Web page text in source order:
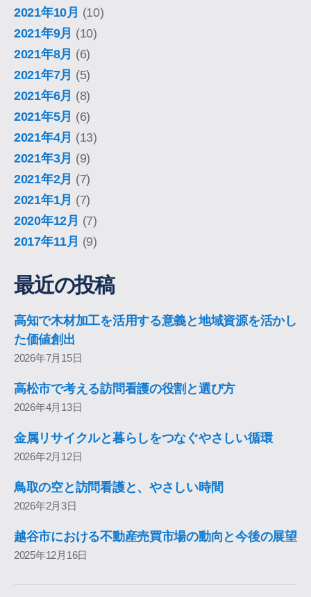
2021年10月 (10)
2021年9月 (10)
2021年8月 (6)
2021年7月 (5)
2021年6月 (8)
2021年5月 (6)
2021年4月 (13)
2021年3月 (9)
2021年2月 (7)
2021年1月 (7)
2020年12月 (7)
2017年11月 (9)
最近の投稿
高知で木材加工を活用する意義と地域資源を活かし
た価値創出
2026年7月15日
高松市で考える訪問看護の役割と選び方
2026年4月13日
金属リサイクルと暮らしをつなぐやさしい循環
2026年2月12日
鳥取の空と訪問看護と、やさしい時間
2026年2月3日
越谷市における不動産売買市場の動向と今後の展望
2025年12月16日